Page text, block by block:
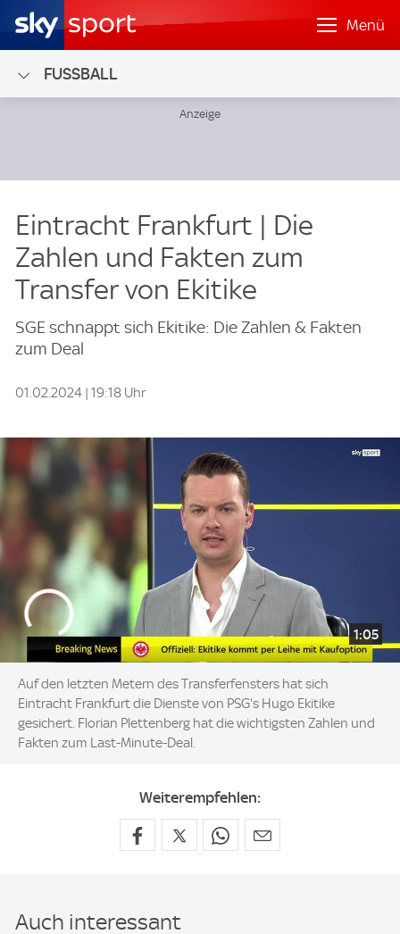
Menü
FUSSBALL
Eintracht Frankfurt | Die
Zahlen und Fakten zum
Transfer von Ekitike
SGE schnappt sich Ekitike: Die Zahlen & Fakten
zum Deal
01.02.2024 | 19:18 Uhr
1:05
Auf den letzten Metern des Transferfensters hat sich
Eintracht Frankfurt die Dienste von PSG's Hugo Ekitike
gesichert. Florian Plettenberg hat die wichtigsten Zahlen und
Fakten zum Last-Minute-Deal.
Weiterempfehlen:
Auch interessant